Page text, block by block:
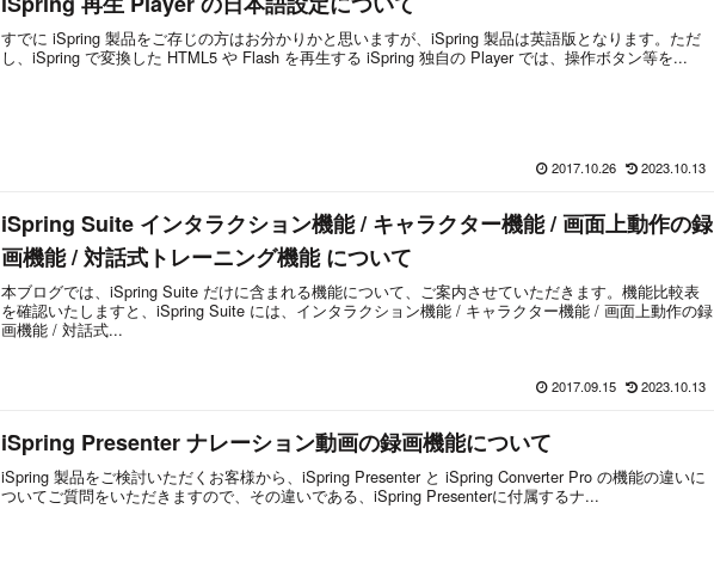
すでに iSpring 製品をご存じの方はお分かりかと思いますが、iSpring 製品は英語版となります。ただ
し、iSpring で変換した HTML5 や Flash を再生する iSpring 独自の Player では、操作ボタン等を...
2017.10.26 2023.10.13
iSpring Suite インタラクション機能 / キャラクター機能 / 画面上動作の録
画機能 / 対話式トレーニング機能 について
本ブログでは、iSpring Suite だけに含まれる機能について、ご案内させていただきます。機能比較表
を確認いたしますと、iSpring Suite には、インタラクション機能 / キャラクター機能 / 画面上動作の録
画機能 / 対話式...
2017.09.15 2023.10.13
iSpring Presenter ナレーション動画の録画機能について
iSpring 製品をご検討いただくお客様から、iSpring Presenter と iSpring Converter Pro の機能の違いに
ついてご質問をいただきますので、その違いである、iSpring Presenterに付属するナ...